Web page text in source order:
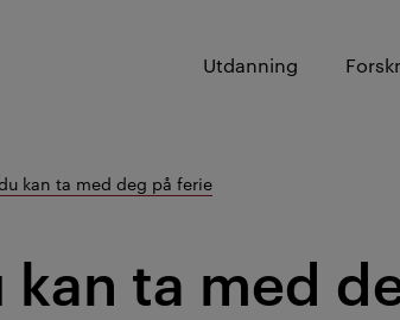
Utdanning
kan ta med deg på ferie
ta med